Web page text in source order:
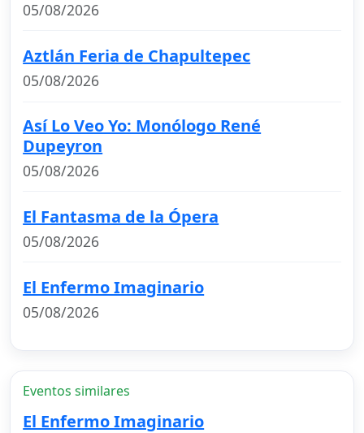
05/08/2026
Aztlán Feria de Chapultepec
05/08/2026
Así Lo Veo Yo: Monólogo René
Dupeyron
05/08/2026
El Fantasma de la Ópera
05/08/2026
El Enfermo Imaginario
05/08/2026
Eventos similares
El Enfermo Imaginario